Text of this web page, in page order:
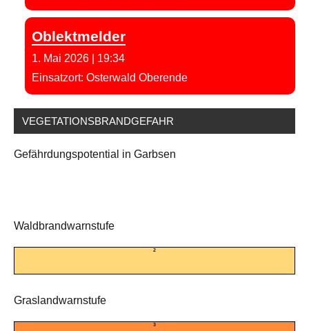
Oblektmelder
1. Mai 2026
19:34
Einsatzort: Osterwald Oberende
VEGETATIONSBRANDGEFAHR
Gefährdungspotential in Garbsen
Waldbrandwarnstufe
2
Graslandwarnstufe
3